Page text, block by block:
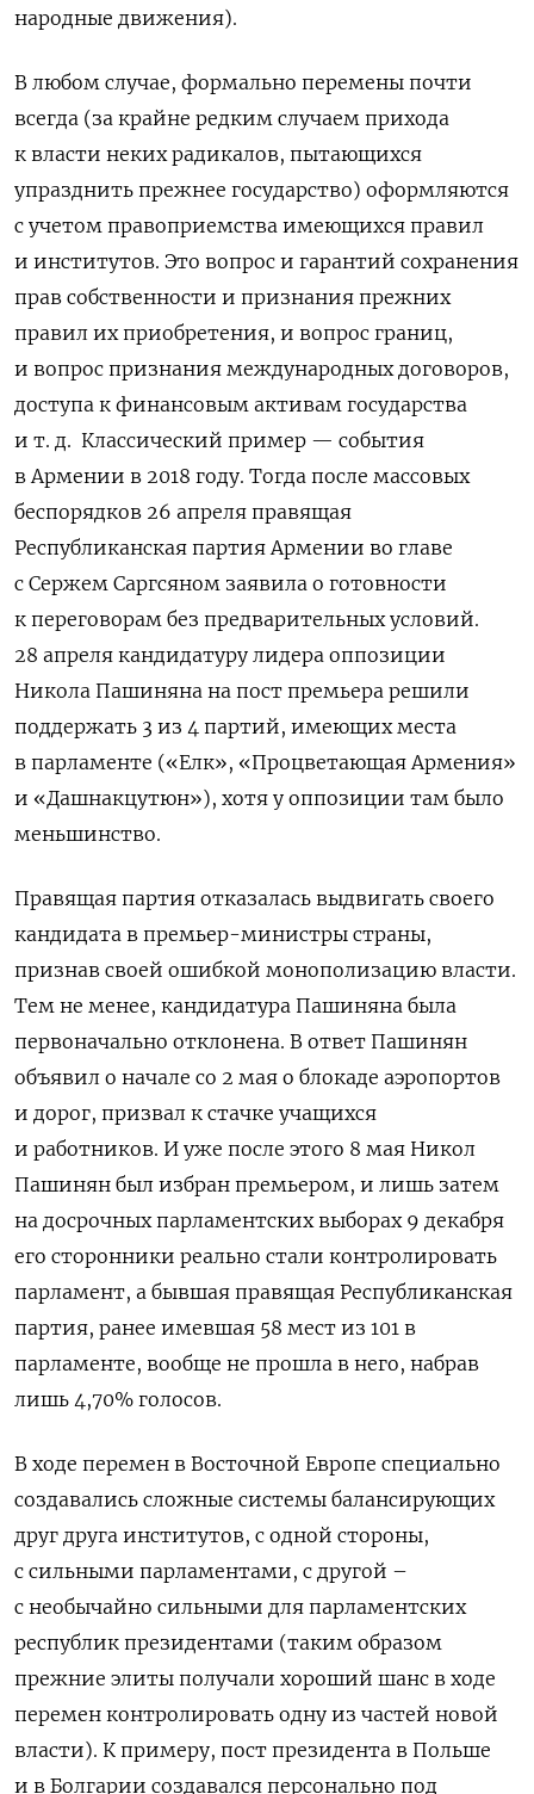
народные движения).
В любом случае, формально перемены почти
всегда (за крайне редким случаем прихода
к власти неких радикалов, пытающихся
упразднить прежнее государство) оформляются
с учетом правоприемства имеющихся правил
и институтов. Это вопрос и гарантий сохранения
прав собственности и признания прежних
правил их приобретения, и вопрос границ,
и вопрос признания международных договоров,
доступа к финансовым активам государства
и т. д. Классический пример — события
в Армении в 2018 году. Тогда после массовых
беспорядков 26 апреля правящая
Республиканская партия Армении во главе
с Сержем Саргсяном заявила о готовности
к переговорам без предварительных условий.
28 апреля кандидатуру лидера оппозиции
Никола Пашиняна на пост премьера решили
поддержать 3 из 4 партий, имеющих места
в парламенте («Елк», «Процветающая Армения»
и «Дашнакцутюн»), хотя у оппозиции там было
меньшинство.
Правящая партия отказалась выдвигать своего
кандидата в премьер-министры страны,
признав своей ошибкой монополизацию власти.
Тем не менее, кандидатура Пашиняна была
первоначально отклонена. В ответ Пашинян
объявил о начале со 2 мая о блокаде аэропортов
и дорог, призвал к стачке учащихся
и работников. И уже после этого 8 мая Никол
Пашинян был избран премьером, и лишь затем
на досрочных парламентских выборах 9 декабря
его сторонники реально стали контролировать
парламент, а бывшая правящая Республиканская
партия, ранее имевшая 58 мест из 101 в
парламенте, вообще не прошла в него, набрав
лишь 4,70% голосов.
В ходе перемен в Восточной Европе специально
создавались сложные системы балансирующих
друг друга институтов, с одной стороны,
с сильными парламентами, с другой –
с необычайно сильными для парламентских
республик президентами (таким образом
прежние элиты получали хороший шанс в ходе
перемен контролировать одну из частей новой
власти). К примеру, пост президента в Польше
и в Болгарии создавался персонально под